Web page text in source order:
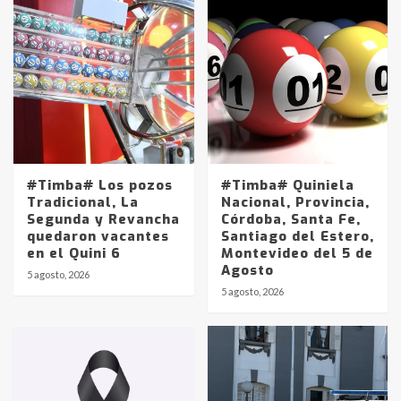
#Timba# Los pozos
Tradicional, La
Segunda y Revancha
quedaron vacantes
en el Quini 6
5 agosto, 2026
#Timba# Quiniela
Nacional, Provincia,
Córdoba, Santa Fe,
Santiago del Estero,
Montevideo del 5 de
Agosto
5 agosto, 2026
Identidad de los adolescentes
pampeanos que fueron
en la mañana del lunes